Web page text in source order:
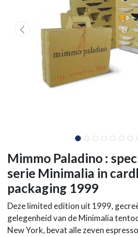
Mimmo Paladino :
serie Minimalia in
packaging 1999
Deze limited edition uit 1999,
gelegenheid van de Minimalia
New York, bevat alle zeven